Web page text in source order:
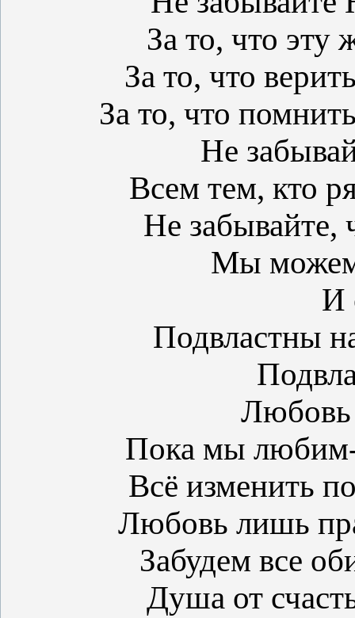
За то, что эту
За то, что
За то, что
Не
Всем тем, кто
Не забывайте,
Мы можем
И
Подвластны
Любовь
Пока мы
Всё изменить
Любовь лишь
Забудем все
Душа от